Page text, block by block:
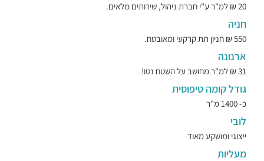
20 ₪ למ"ר ע"י חברת ניהול, שירותים מלאים.
חניה
550 ₪ חניון תת קרקעי ומאובטח.
ארנונה
31 ₪ למ"ר מחושב על השטח נטו!
גודל קומה טיפוסית
כ- 1400 מ"ר
לובי
ייצוגי ומושקע מאוד
מעליות